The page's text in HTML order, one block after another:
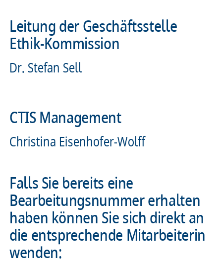
Leitung der Geschäftsstelle
Ethik-Kommission
Dr. Stefan Sell
CTIS Management
Christina Eisenhofer-Wolff
Falls Sie bereits eine
Bearbeitungsnummer erhalten
haben können Sie sich direkt an
die entsprechende Mitarbeiterin
wenden: